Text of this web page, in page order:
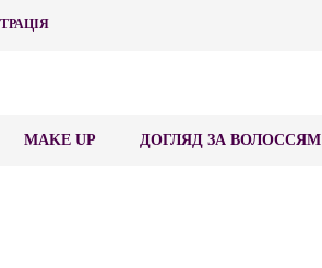
MAKE UP ДОГЛЯД ЗА ВОЛОССЯМ